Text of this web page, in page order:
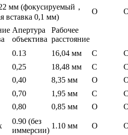
мм (фокусируемый，
вставка 0,1 мм)
О
Апертура
объектива
Рабочее
расстояние
0.13 16,04 мм С
0,25 18,48 мм С
0,40 8,35 мм О
0,70 1,95 мм С
0,80 0,85 мм О
0.90 (без
иммерсии)
1.10 мм О